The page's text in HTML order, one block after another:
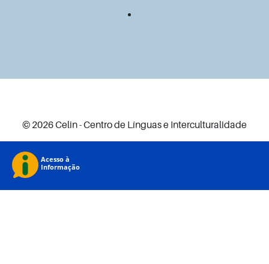
© 2026 Celin - Centro de Línguas e Interculturalidade